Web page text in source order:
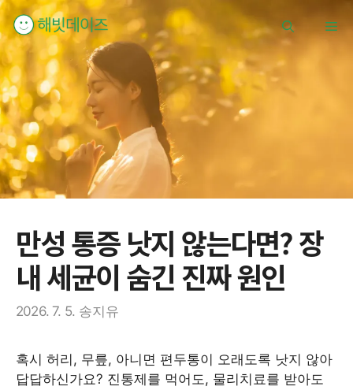
컨
텐
츠
로
건
너
뛰
기
메
만성 통증 낫지 않는다면? 장
내 세균이 숨긴 진짜 원인
2026. 7. 5. 송지유
혹시 허리, 무릎, 아니면 편두통이 오래도록 낫지 않아
답답하신가요? 진통제를 먹어도, 물리치료를 받아도